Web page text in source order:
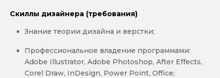
Скиллы дизайнера (требования)
Знание теории дизайна и верстки;
Профессиональное владение программами:
Adobe Illustrator, Adobe Photoshop, After Effects,
Corel Draw, InDesign, Power Point, Office;